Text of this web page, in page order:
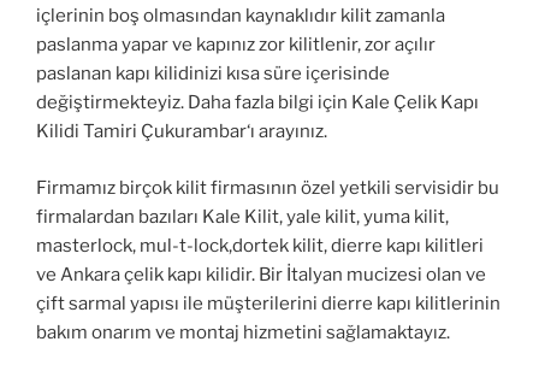
içlerinin boş olmasından kaynaklıdır kilit zamanla
paslanma yapar ve kapınız zor kilitlenir, zor açılır
paslanan kapı kilidinizi kısa süre içerisinde
değiştirmekteyiz. Daha fazla bilgi için Kale Çelik Kapı
Kilidi Tamiri Çukurambar‘ı arayınız.
Firmamız birçok kilit firmasının özel yetkili servisidir bu
firmalardan bazıları Kale Kilit, yale kilit, yuma kilit,
masterlock, mul-t-lock,dortek kilit, dierre kapı kilitleri
ve Ankara çelik kapı kilidir. Bir İtalyan mucizesi olan ve
çift sarmal yapısı ile müşterilerini dierre kapı kilitlerinin
bakım onarım ve montaj hizmetini sağlamaktayız.